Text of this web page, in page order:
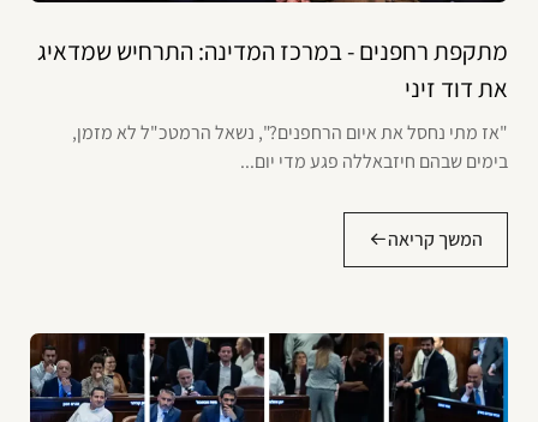
מתקפת רחפנים - במרכז המדינה: התרחיש שמדאיג
את דוד זיני
"אז מתי נחסל את איום הרחפנים?", נשאל הרמטכ"ל לא מזמן,
בימים שבהם חיזבאללה פגע מדי יום...
המשך קריאה